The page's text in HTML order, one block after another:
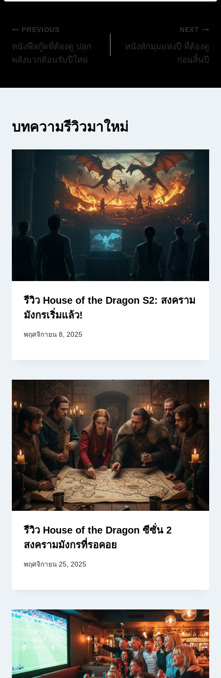
แนะแนว
เรื่อง
PREVIOUS
หนังฟีลกู๊ดที่ต้องดู ปลุก
พลังบวกต้อนรับปีใหม่
NEXT
หนังหักมุมแห่งปี ที่ต้องดู
ก่อนสิ้นปี
บทความรีวิวมาใหม่
รีวิว House of the Dragon S2: สงคราม
มังกรเริ่มแล้ว!
พฤศจิกายน 8, 2025
รีวิว House of the Dragon ซีซั่น 2
สงครามมังกรที่รอคอย
พฤศจิกายน 25, 2025